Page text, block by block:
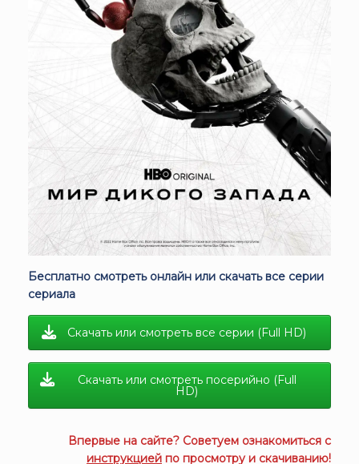
Бесплатно смотреть онлайн или скачать все серии
сериала
Скачать или смотреть все серии (Full HD)
Скачать или смотреть посерийно (Full
HD)
Впервые на сайте? Советуем ознакомиться с
инструкцией по просмотру и скачиванию!